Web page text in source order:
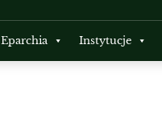
Eparchia Instytucje